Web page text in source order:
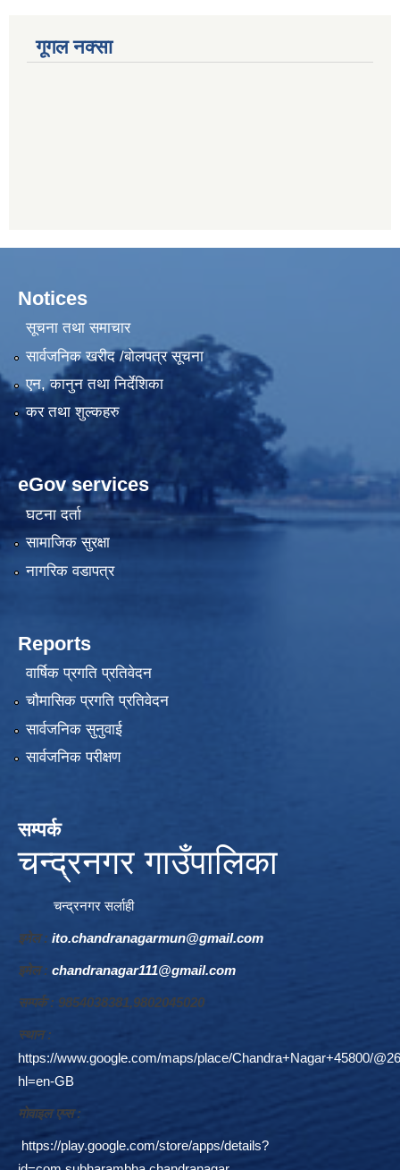
गूगल नक्सा
Notices
सूचना तथा समाचार
सार्वजनिक खरीद /बोलपत्र सूचना
एन, कानुन तथा निर्देशिका
कर तथा शुल्कहरु
eGov services
घटना दर्ता
सामाजिक सुरक्षा
नागरिक वडापत्र
Reports
वार्षिक प्रगति प्रतिवेदन
चौमासिक प्रगति प्रतिवेदन
सार्वजनिक सुनुवाई
सार्वजनिक परीक्षण
सम्पर्क
चन्द्रनगर गाउँपालिका
चन्द्रनगर सर्लाही
इमेल : ito.chandranagarmun@gmail.com
इमेल : chandranagar111@gmail.com
सम्पर्क : 9854038381,9802045020
स्थान :
https://www.google.com/maps/place/Chandra+Nagar+45800/
hl=en-GB
माेवाइल एप्स :
https://play.google.com/store/apps/details?